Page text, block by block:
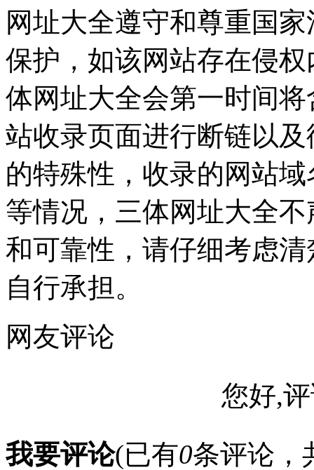
网址大全遵守和尊重国
保护，如该网站存在侵
体网址大全会第一时间
站收录页面进行断链以
的特殊性，收录的网站
等情况，三体网址大全
和可靠性，请仔细考虑
自行承担。
网友评论
您好,
我要评论(已有0条评论，